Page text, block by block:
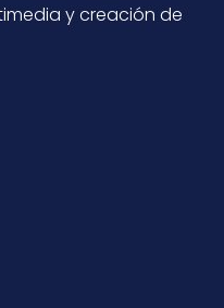
y creación de